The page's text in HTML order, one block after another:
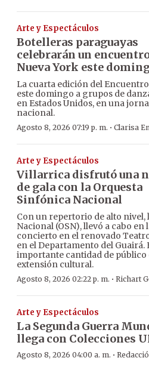
Arte y Espectáculos
Botelleras paraguayas
celebrarán un
Nueva York este
La cuarta edición del
este domingo a grupos de
en Estados Unidos, en una
nacional.
Agosto 8, 2026 07:19 p. m. · Clarisa
Arte y Espectáculos
Villarrica disfrutó una
de gala con la Orquesta
Sinfónica Nacional
Con un repertorio de alto nivel,
Nacional (OSN), llevó a cabo
concierto en el renovado
en el Departamento del Guairá.
importante cantidad de
extensión cultural.
Agosto 8, 2026 02:22 p. m. · Richart
Arte y Espectáculos
La Segunda Guerra
llega con Colecciones
Agosto 8, 2026 04:00 a. m. ·